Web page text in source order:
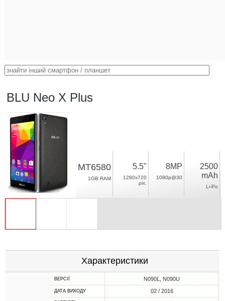
BLU Neo X Plus
MT6580
1GB RAM
5.5"
1280x720
pix.
8MP
1080p@30
2500
mAh
Li-Po
Характеристики
ВЕРСІЇ N090L, N090U
ДАТА ВИХОДУ 02 / 2016